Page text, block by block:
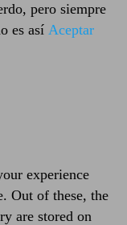
pero siempre
es así Aceptar
experience
Out of these, the
are stored on